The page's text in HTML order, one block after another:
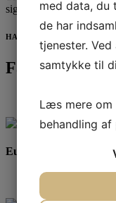
siger Michael.
HAR VI VÆKKET DIN
Få mere
European Executive
med data, du
de har
tjenester.
samtykke til
Læs mere om
behandling af